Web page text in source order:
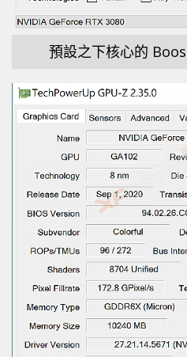
預設之下核心的